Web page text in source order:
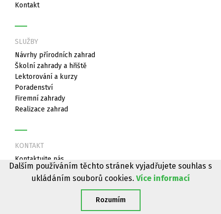
Kontakt
SLUŽBY
Návrhy přírodních zahrad
Školní zahrady a hřiště
Lektorování a kurzy
Poradenství
Firemní zahrady
Realizace zahrad
KONTAKT
Kontaktujte nás
dana@prirodnizahrady.cz
Dalším používáním těchto stránek vyjadřujete souhlas s
ukládáním souborů cookies. Více informací
Rozumím